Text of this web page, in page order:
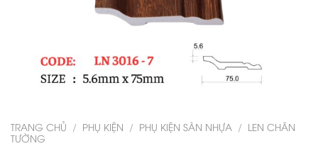
TRANG CHỦ / PHỤ KIỆN / PHỤ KIỆN SÀN NHỰA / LEN CHÂN
TƯỜNG